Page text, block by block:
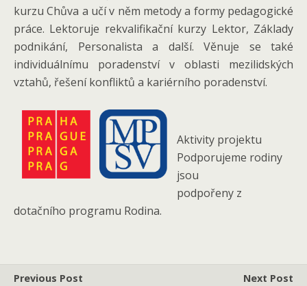
kurzu Chůva a učí v něm metody a formy pedagogické
práce. Lektoruje rekvalifikační kurzy Lektor, Základy
podnikání, Personalista a další. Věnuje se také
individuálnímu poradenství v oblasti mezilidských
vztahů, řešení konfliktů a kariérního poradenství.
Aktivity projektu
Podporujeme rodiny
jsou
podpořeny z
dotačního programu Rodina.
Previous Post Next Post